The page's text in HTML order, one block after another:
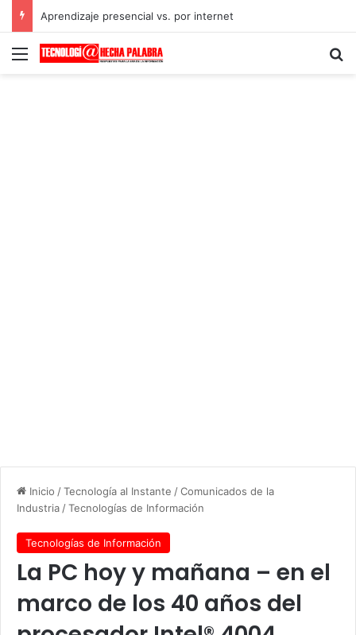
Aprendizaje presencial vs. por internet
Menú
Inicio /Tecnología al Instante /Comunicados de la
Industria /Tecnologías de Información
Tecnologías de Información
La PC hoy y mañana – en el
marco de los 40 años del